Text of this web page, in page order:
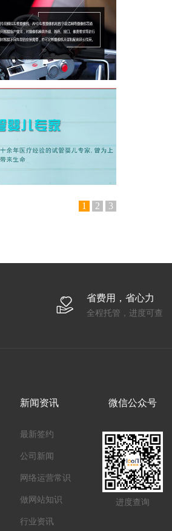
1 2 3
省费用，省心力
全程托管，进度可查
新闻资讯
最新签约
公司新闻
网络运营常识
做网站知识
行业资讯
微信公众号
进度查询